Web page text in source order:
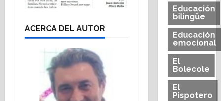
ACERCA DEL AUTOR
Educación
bilingüe
Educación
emocional
El
Bolecole
El
Pispotero